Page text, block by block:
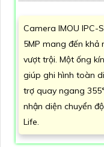
Camera IMOU IPC-
5MP mang đến khả
vượt trội. Một ống
giúp ghi hình toàn
trợ quay ngang
nhận diện chuyển
Life.